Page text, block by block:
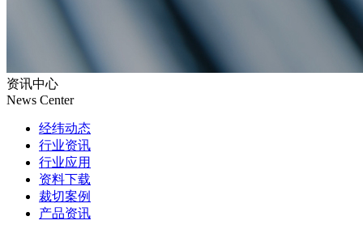
资讯中心
News Center
经纬动态
行业资讯
行业应用
资料下载
裁切案例
产品资讯